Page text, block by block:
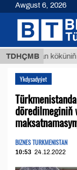
TDHÇMB
köküniň
Ykdysadyýet
döredilmeginiň
BIZNES TURKMENISTAN
10:53 24.12.2022
Awgust 6, 2026